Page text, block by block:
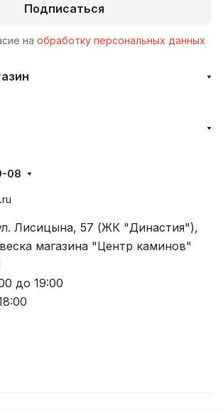
Подписаться
на обработку персональных данных
08
Лисицына, 57 (ЖК "Династия"),
магазина "Центр каминов"
до 19:00